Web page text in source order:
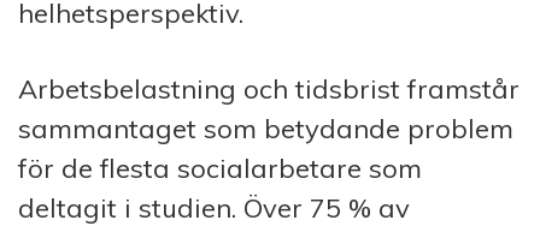
helhetsperspektiv.
Arbetsbelastning och tidsbrist framstår
sammantaget som betydande problem
för de flesta socialarbetare som
deltagit i studien. Över 75 % av